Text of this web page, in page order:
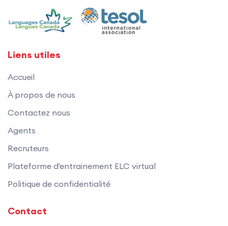
Liens utiles
Accueil
À propos de nous
Contactez nous
Agents
Recruteurs
Plateforme d'entrainement ELC virtual
Politique de confidentialité
Contact